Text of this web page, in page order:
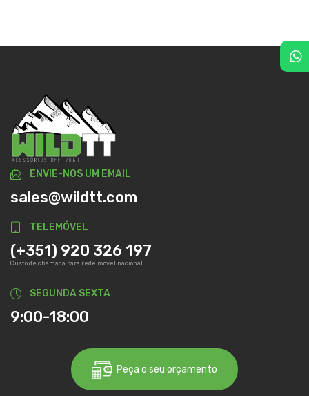
ENVIE-NOS UM EMAIL
sales@wildtt.com
TELEMÓVEL
(+351) 920 326 197
Custo de chamada para rede móvel nacional
SEGUNDA SEXTA
9:00-18:00
Peça o seu orçamento